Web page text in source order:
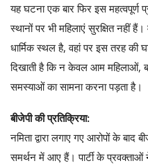
यह घटना एक बार फिर इस महत्वपूर्ण
स्थानों पर भी महिलाएं सुरक्षित नहीं
धार्मिक स्थल है, वहां पर इस तरह की
दिखाती है कि न केवल आम महिलाओं,
समस्याओं का सामना करना पड़ता है।
बीजेपी की प्रतिक्रिया:
नमिता द्वारा लगाए गए आरोपों के
समर्थन में आए हैं। पार्टी के प्रवक्ताओं